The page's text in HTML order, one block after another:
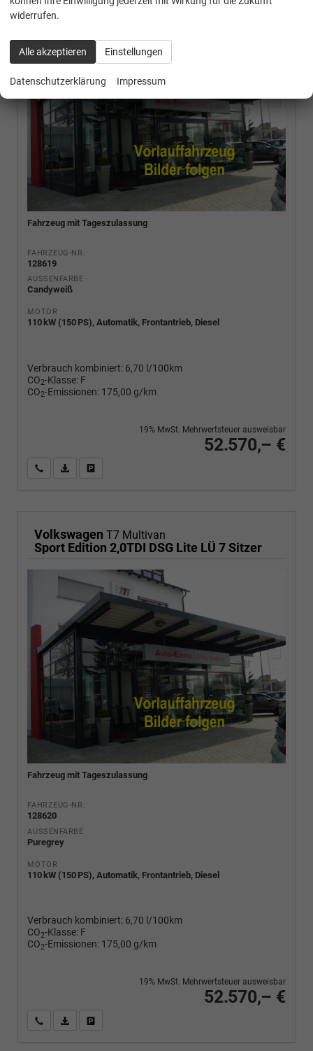
Fahrzeug mit Tageszulassung
FAHRZEUG-NR.
128619
AUSSENFARBE
Candyweiß
MOTOR
110 kW (150 PS), Automatik, Frontantrieb, Diesel
Verbrauch kombiniert: 6,70 l/100km
CO2-Klasse: F
CO2-Emissionen: 175,00 g/km
52.570,– €
19% MwSt. Mehrwertsteuer ausweisbar
Wir rufen Sie anPDF-Fahrzeugexposé drucken
Volkswagen T7 Multivan
Sport Edition 2,0TDI DSG Lite LÜ 7 Sitzer
Fahrzeug mit Tageszulassung
FAHRZEUG-NR.
128620
AUSSENFARBE
Puregrey
MOTOR
110 kW (150 PS), Automatik, Frontantrieb, Diesel
Verbrauch kombiniert: 6,70 l/100km
CO2-Klasse: F
CO2-Emissionen: 175,00 g/km
52.570,– €
19% MwSt. Mehrwertsteuer ausweisbar
Wir rufen Sie anPDF-Fahrzeugexposé drucken
widerrufen.
Alle akzeptieren Einstellungen
Datenschutzerklärung Impressum